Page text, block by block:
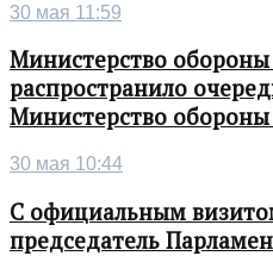
30 мая 11:59
Министерство
распространило
Министерство
30 мая 10:44
С официальным
председатель